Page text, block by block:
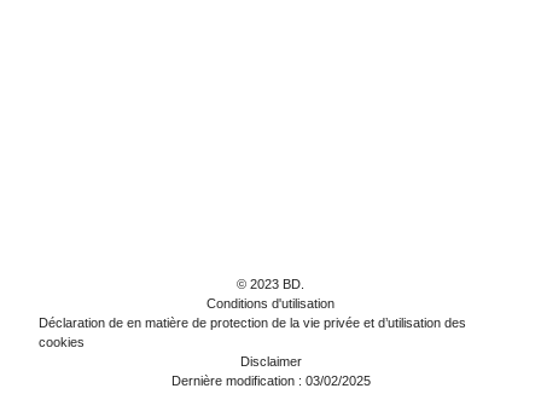
© 2023 BD.
Conditions d'utilisation
Déclaration de en matière de protection de la vie privée et d’utilisation des
cookies
Disclaimer
Dernière modification : 03/02/2025